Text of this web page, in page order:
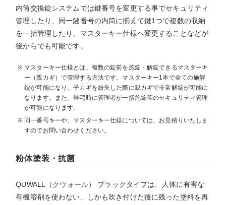
内筒交換錠システムでは鍵番号を変更する事でセキュリティ
管理したり、同一鍵番号の内筒に揃えて鍵1つで複数の収納
を一括管理したり、マスターキー仕様へ変更することなどが
後からでも可能です。
マスターキー仕様とは、複数の錠前を施錠・解錠できるマスターキ
ー（親カギ）で管理する方法です。マスターキー1本で全ての施解
錠が可能になり、子カギを紛失した際に親カギで非常解錠が可能に
なります。また、帰宅時に管理者が一括施錠等のセキュリティ管理
が可能になります。
同一番号キーや、マスターキー仕様については、お見積りいたしま
すのでお問い合わせください。
粉体塗装・抗菌
QUWALL（クウォール） ブラックタイプは、人体に有害な
有機溶剤を使わない、しかも吹き付けた後に残った塗料を再